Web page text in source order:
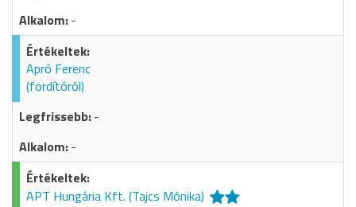
-
Apró Ferenc
(fordítóról)
-
-
APT Hungária Kft. (Tajcs Mónika)